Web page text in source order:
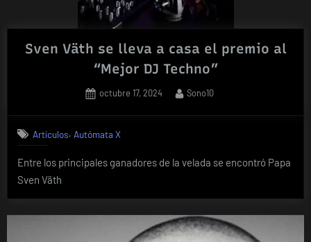
Sven Väth se lleva a casa el premio al
“Mejor DJ Techno”
Posted
octubre 17, 2024 By
Sono10
Artículos, Autómata X
Entre los principales ganadores de la velada se encontró Papa
Sven Väth